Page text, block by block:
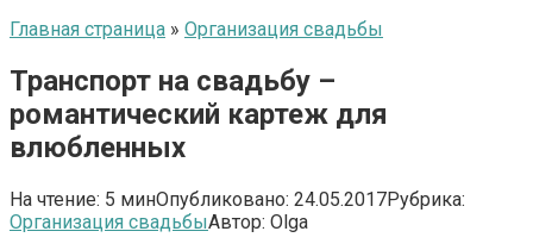
Главная страница » Организация свадьбы
Транспорт на свадьбу –
романтический картеж для
влюбленных
На чтение: 5 минОпубликовано: 24.05.2017Рубрика:
Организация свадьбыАвтор: Olga